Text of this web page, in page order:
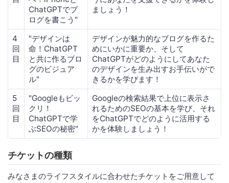
ChatGPTでブ
ログを書こう"
ましょう！
4
回
目
"デザインは
命！ChatGPT
と共に作るブロ
グのビジュア
ル"
デザインが魅力的なブログを作るた
めにいかに重要か、そして
ChatGPTがどのようにしてあなた
のデザインを生み出すお手伝いがで
きるかを学びます！
5
回
目
"Googleもビッ
クリ！
ChatGPTで学
ぶSEOの秘密"
Googleの検索結果で上位に表示さ
れるためのSEOの基本を学び、それ
をChatGPTでどのように活用する
かを体験しましょう！
チケットの種類
みなさまのライフスタイルに合わせたチケットをご用意して